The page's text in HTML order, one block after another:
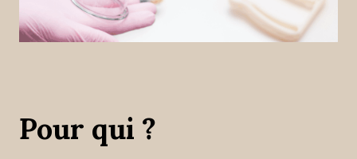
Pour qui ?